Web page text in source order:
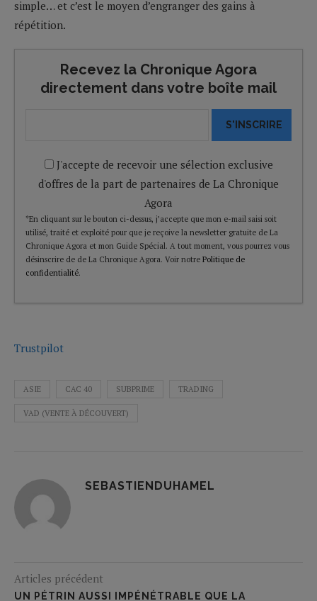
simple… et c’est le moyen d’engranger des gains à
répétition.
Recevez la Chronique Agora
directement dans votre boîte mail
S'INSCRIRE
J'accepte de recevoir une sélection exclusive
d'offres de la part de partenaires de La Chronique
Agora
*En cliquant sur le bouton ci-dessus, j’accepte que mon e-mail saisi soit
utilisé, traité et exploité pour que je reçoive la newsletter gratuite de La
Chronique Agora et mon Guide Spécial. A tout moment, vous pourrez vous
désinscrire de de La Chronique Agora. Voir notre Politique de
confidentialité.
Trustpilot
ASIE CAC 40 SUBPRIME TRADING
VAD (VENTE À DÉCOUVERT)
SEBASTIENDUHAMEL
Articles précédent
UN PÉTRIN AUSSI IMPÉNÉTRABLE QUE LA